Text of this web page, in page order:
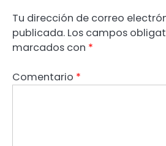
Tu dirección de correo
publicada. Los campos
marcados con *
Comentario *